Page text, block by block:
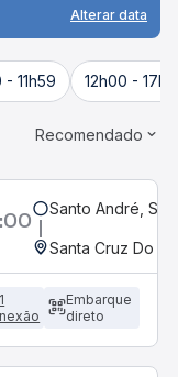
Alterar data
11h59 12h00 -
Recomendado
Santo André, SP
Santa Cruz Do
1
Embarque
direto